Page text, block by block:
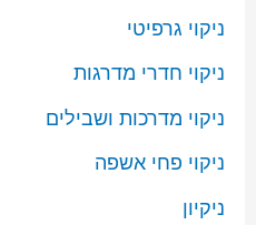
ניקוי גרפיטי
ניקוי חדרי מדרגות
ניקוי מדרכות ושבילים
ניקוי פחי אשפה
ניקיון